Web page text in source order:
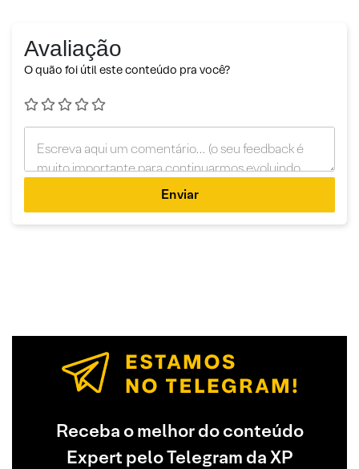
Avaliação
O quão foi útil este conteúdo pra você?
Enviar
Receba o melhor do conteúdo
Expert pelo Telegram da XP